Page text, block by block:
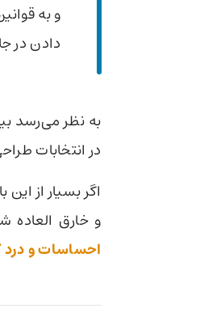
و به
دادن در
به نظر می‌رسد
در انتخابات
اگر بسیار از
و خارق
احساسات و درد